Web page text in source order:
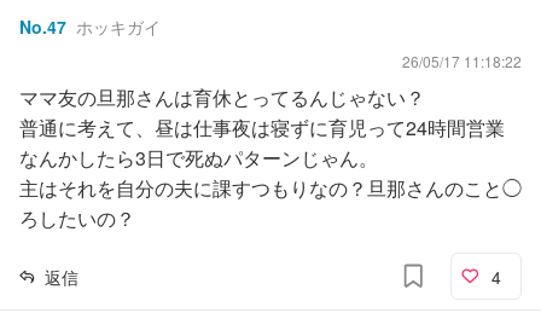
No.47 ホッキガイ
26/05/17 11:18:22
ママ友の旦那さんは育休とってるんじゃない？
普通に考えて、昼は仕事夜は寝ずに育児って24時間営業
なんかしたら3日で死ぬパターンじゃん。
主はそれを自分の夫に課すつもりなの？旦那さんのこと◯
ろしたいの？
返信 4